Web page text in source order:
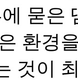
묻은
환경
것이